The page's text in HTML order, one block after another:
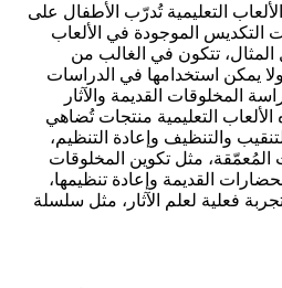
التعليمية تُدرّب الأطفال على
التكديس الموجودة في الألعاب
المثال، تتكون في الغالب من
يمكن استخدامها في الدراسات
المخلوقات القديمة والآثار
الألعاب التعليمية منتجات تُضاهي
والتنظيف وإعادة التنظيم،
المُعمّقة، مثل تكوين المخلوقات
القديمة وإعادة تنظيمها،
فعلية لعلم الآثار، مثل سلسلة